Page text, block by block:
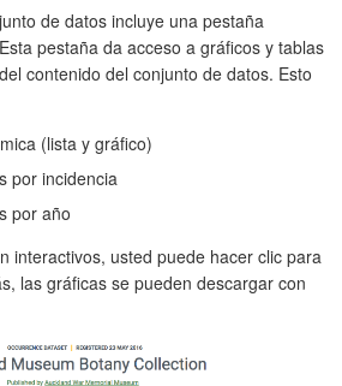
de datos incluye una pestaña
pestaña da acceso a gráficos y tablas
contenido del conjunto de datos. Esto
(lista y gráfico)
por incidencia
por año
interactivos, usted puede hacer clic para
las gráficas se pueden descargar con